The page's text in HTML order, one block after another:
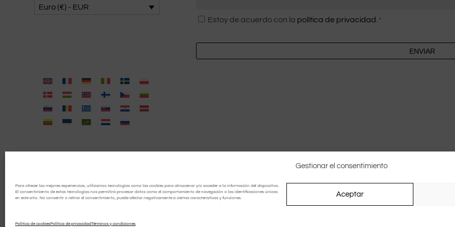
Gestionar el consentimiento
Para ofrecer las mejores experiencias, utilizamos tecnologías como las cookies para almacenar y/o acceder a la información del dispositivo.
El consentimiento de estas tecnologías nos permitirá procesar datos como el comportamiento de navegación o las identificaciones únicas
en este sitio. No consentir o retirar el consentimiento, puede afectar negativamente a ciertas características y funciones.
Aceptar
Política de cookiesPolítica de privacidadTérminos y condiciones
Euro (€) - EUR
Consentimiento
Estoy de acuerdo con la política de privacidad . *
Irimaweb